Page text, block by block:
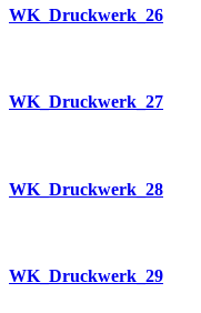
WK_Druckwerk_26
WK_Druckwerk_27
WK_Druckwerk_28
WK_Druckwerk_29